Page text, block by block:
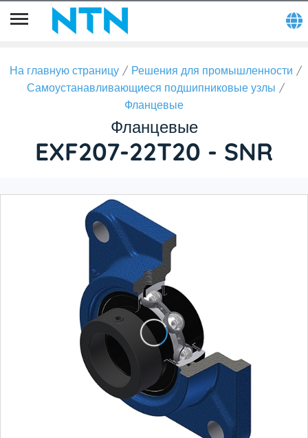
На главную страницу
Решения для промышленности
Самоустанавливающиеся подшипниковые узлы
Фланцевые
Фланцевые
EXF207-22T20 - SNR